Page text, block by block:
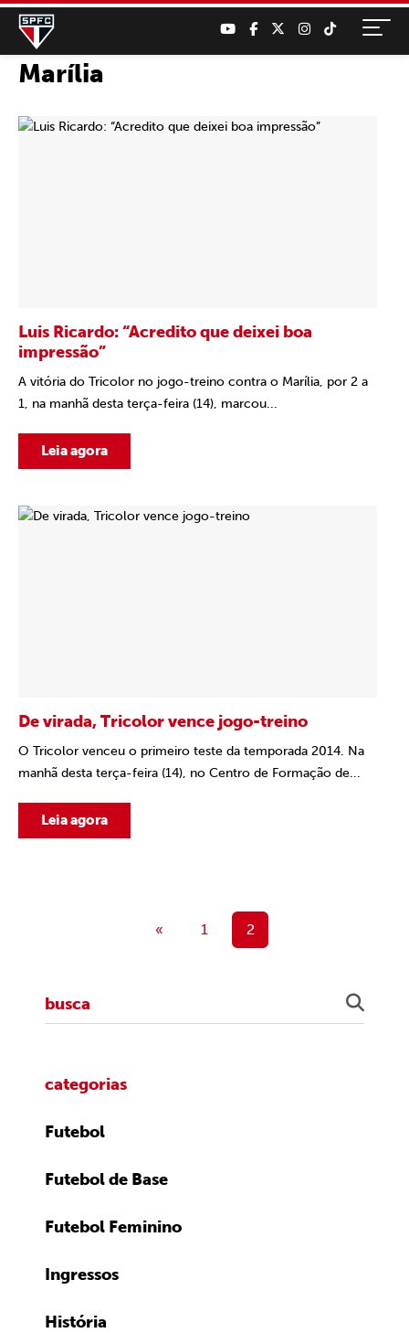
Marília
Luis Ricardo: “Acredito que deixei boa
impressão”
A vitória do Tricolor no jogo-treino contra o Marília, por 2 a
1, na manhã desta terça-feira (14), marcou...
Leia agora
De virada, Tricolor vence jogo-treino
O Tricolor venceu o primeiro teste da temporada 2014. Na
manhã desta terça-feira (14), no Centro de Formação de...
Leia agora
« 1 2
categorias
Futebol
Futebol de Base
Futebol Feminino
Ingressos
História